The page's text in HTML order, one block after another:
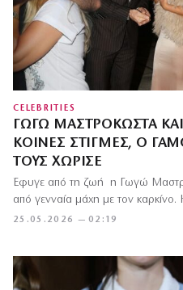
CELEBRITIES
ΓΩΓΏ ΜΑΣΤΡΟΚΏΣΤΑ
ΚΟΙΝΈΣ ΣΤΙΓΜΈΣ, Ο
ΤΟΥΣ ΧΏΡΙΣΕ
25.05.2026 — 02:19
Έφυγε από τη ζωή η Γωγώ
από γενναία μάχη με τον